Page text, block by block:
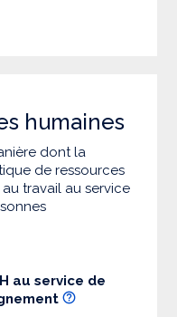
humaines
dont la
de ressources
travail au service
au service de